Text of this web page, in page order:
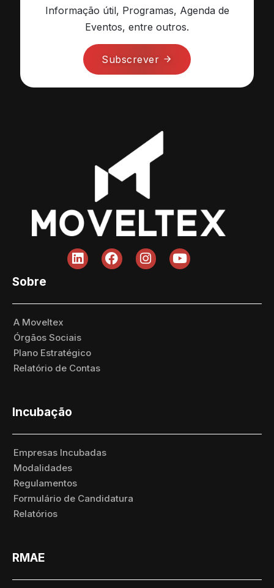
Informação útil, Programas, Agenda de
Eventos, entre outros.
Subscrever
Sobre
A Moveltex
Órgãos Sociais
Plano Estratégico
Relatório de Contas
Incubação
Empresas Incubadas
Modalidades
Regulamentos
Formulário de Candidatura
Relatórios
RMAE